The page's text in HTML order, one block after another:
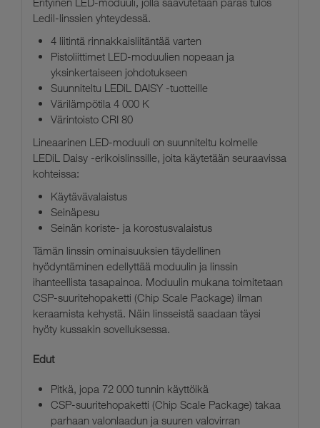
Ledil-linssien yhteydessä.
4 liitintä rinnakkaisliitäntää varten
Pistoliittimet LED-moduulien nopeaan ja
yksinkertaiseen johdotukseen
Suunniteltu LEDiL DAISY -tuotteille
Värilämpötila 4 000 K
Värintoisto CRI 80
Lineaarinen LED-moduuli on suunniteltu kolmelle
LEDiL Daisy -erikoislinssille, joita käytetään seuraavissa
kohteissa:
Käytävävalaistus
Seinäpesu
Seinän koriste- ja korostusvalaistus
Tämän linssin ominaisuuksien täydellinen
hyödyntäminen edellyttää moduulin ja linssin
ihanteellista tasapainoa. Moduulin mukana toimitetaan
CSP-suuritehopaketti (Chip Scale Package) ilman
keraamista kehystä. Näin linsseistä saadaan täysi
hyöty kussakin sovelluksessa.
Edut
Pitkä, jopa 72 000 tunnin käyttöikä
CSP-suuritehopaketti (Chip Scale Package) takaa
parhaan valonlaadun ja suuren valovirran